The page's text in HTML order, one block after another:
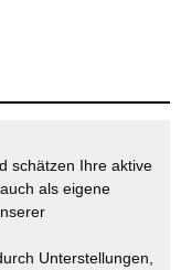
schätzen Ihre aktive
als eigene
Unterstellungen,